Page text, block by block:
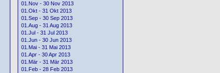
01.Nov - 30 Nov 2013
01.Okt - 31 Okt 2013
01.Sep - 30 Sep 2013
01.Aug - 31 Aug 2013
01.Jul - 31 Jul 2013
01.Jun - 30 Jun 2013
01.Mai - 31 Mai 2013
01.Apr - 30 Apr 2013
01.Mär - 31 Mär 2013
01.Feb - 28 Feb 2013